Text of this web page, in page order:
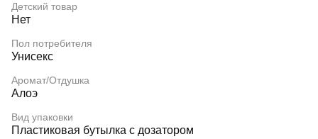
Детский товар
Нет
Пол потребителя
Унисекс
Аромат/Отдушка
Алоэ
Вид упаковки
Пластиковая бутылка с дозатором